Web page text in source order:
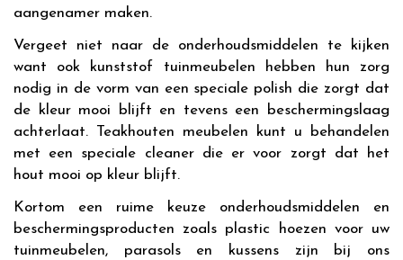
aangenamer maken.
Vergeet niet naar de onderhoudsmiddelen te kijken
want ook kunststof tuinmeubelen hebben hun zorg
nodig in de vorm van een speciale polish die zorgt dat
de kleur mooi blijft en tevens een beschermingslaag
achterlaat. Teakhouten meubelen kunt u behandelen
met een speciale cleaner die er voor zorgt dat het
hout mooi op kleur blijft.
Kortom een ruime keuze onderhoudsmiddelen en
beschermingsproducten zoals plastic hoezen voor uw
tuinmeubelen, parasols en kussens zijn bij ons